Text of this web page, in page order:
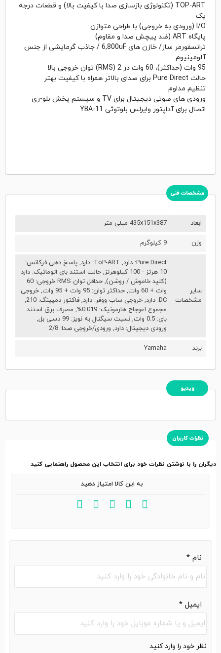
TOP-ART (تکنولوژی بازسازی صدا با کیفیت بالا) و قطعات درجه
یک
I/O (ورودی به خروجی) با طراحی متوازن
پایگاه ART (ضد پیچش صدا و مقاوم)
ترانسفورمر ساز/ خازن های 6,800uF / جاذب گرمایشی از جنس
آلومینیوم
95 وات (حداکثر)، 60 وات در 2 (RMS) توان خروجی بالا
حالت Pure Direct برای صدای بالاتر همراه با کیفیت بهتر
تنظیم مداوم
ورودی های صوتی دیجیتال برای TV و سیستم پخش بلو-ری
اتصال برای آداپتور وایرلس بلوتوثی YBA-11
مشخصات فنی
ابعاد 435x151x387 میلی متر
وزن 9 کیلوگرم
سایر
مشخصات
Pure Direct: دارد, ToP-ART: دارد, پاسخ دهی فرکانس:
10 هرتز - 100 کیلوهرتز, حالت استند بای اتوماتیک: دارد
(کلید خاموش / روشن), حداقل توان RMS خروجی: 60
وات + 60 وات, حداکثر توان: 95 وات + 95 وات, خروجی
DC: دارد, خروجی ساب ووفر: دارد, فاکتور دمپینگ: 210,
مجموع اعوجاج هارمونیک: 0.019%, مصرف برق استند
بای: 0.5 وات, نسبت سیگنال به نویز: 99 دسی بل,
ورودی دیجیتال: دارد, ورودی/خروجی صدا: 2/8
برند Yamaha
ویدیو
نظرات کاربران
دیگران را با نوشتن نظرات خود برای انتخاب این محصول راهنمایی کنید
نام *
ایمیل *
به این کالا امتیاز دهید